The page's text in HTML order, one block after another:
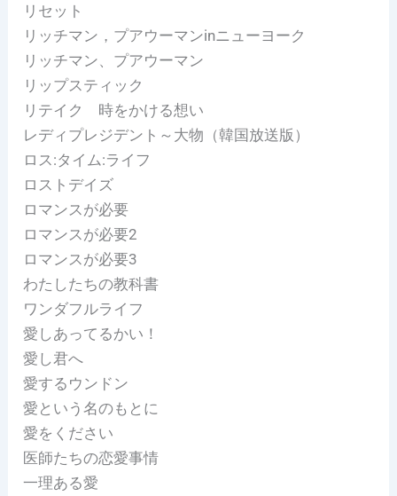
リセット
リッチマン，プアウーマンinニューヨーク
リッチマン、プアウーマン
リップスティック
リテイク 時をかける想い
レディプレジデント～大物（韓国放送版）
ロス:タイム:ライフ
ロストデイズ
ロマンスが必要
ロマンスが必要2
ロマンスが必要3
わたしたちの教科書
ワンダフルライフ
愛しあってるかい！
愛し君へ
愛するウンドン
愛という名のもとに
愛をください
医師たちの恋愛事情
一理ある愛